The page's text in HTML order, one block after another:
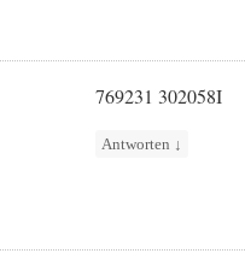
769231 302058I
Antworten ↓